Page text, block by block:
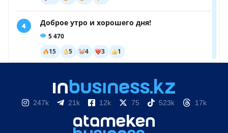
247k 21k 12k 75 523k 17k